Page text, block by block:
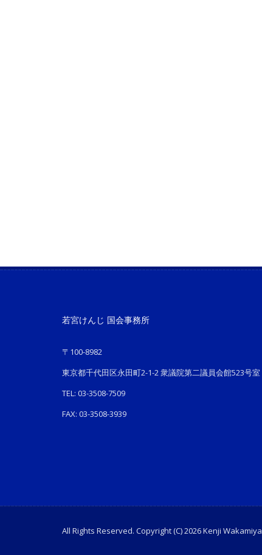
若宮けんじ 国会事務所
〒100-8982
東京都千代田区永田町2-1-2 衆議院第二議員会館523号室
TEL: 03-3508-7509
FAX: 03-3508-3939
All Rights Reserved. Copyright (C) 2026 Kenji Wakamiya